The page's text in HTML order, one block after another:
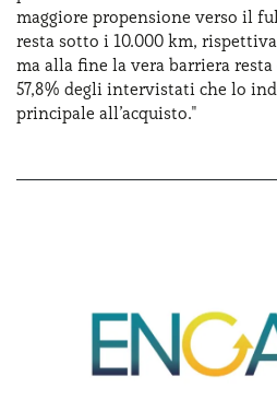
maggiore propensione verso il
resta sotto i 10.000 km,
ma alla fine la vera barriera
57,8% degli intervistati che lo
principale all’acquisto."